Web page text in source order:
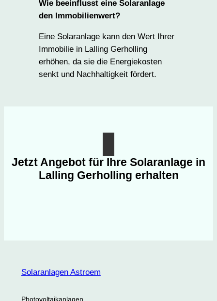
Wie beeinflusst eine Solaranlage
den Immobilienwert?
Eine Solaranlage kann den Wert Ihrer
Immobilie in Lalling Gerholling
erhöhen, da sie die Energiekosten
senkt und Nachhaltigkeit fördert.
Jetzt Angebot für Ihre Solaranlage in
Lalling Gerholling erhalten
Solaranlagen Astroem
Photovoltaikanlagen